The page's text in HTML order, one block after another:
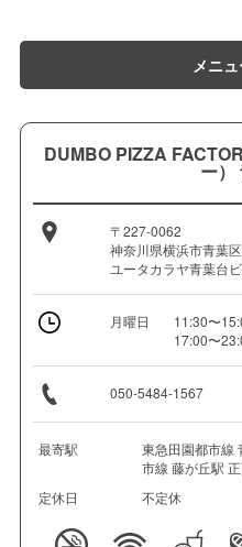
メニ
DUMBO PIZZA
ー）
〒227-0062
神奈川県横浜市青葉
ユータカラヤ青葉台
月曜日
11:30〜
17:00〜
050-5484-1567
最寄駅
東急田園都市線
市線 藤が丘駅
定休日
不定休